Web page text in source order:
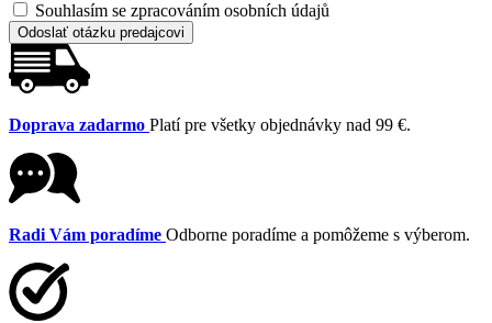
Souhlasím se zpracováním osobních údajů
Odoslať otázku predajcovi
Doprava zadarmo Platí pre všetky objednávky nad 99 €.
Radi Vám poradíme Odborne poradíme a pomôžeme s výberom.